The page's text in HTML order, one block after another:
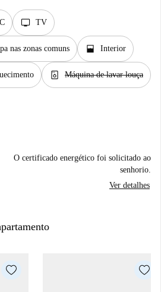
tv TV
nas zonas comuns window_open Interior
dishwasher_gen Máquina de lavar louça
O certificado energético foi solicitado ao
senhorio.
Ver detalhes